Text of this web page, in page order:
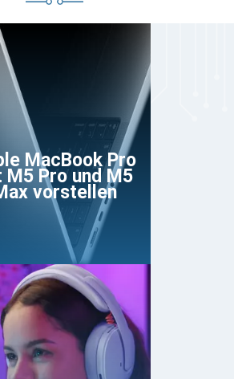
MacBook Pro
M5 Pro und M5
vorstellen